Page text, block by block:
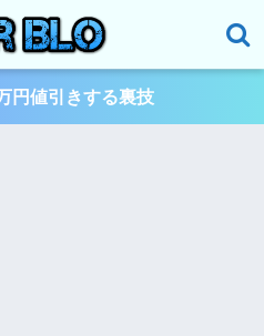
円値引きする裏技